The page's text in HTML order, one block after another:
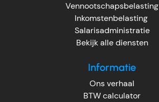
Vennootschapsbelasting
Inkomstenbelasting
Salarisadministratie
Bekijk alle diensten
Informatie
Ons verhaal
BTW calculator